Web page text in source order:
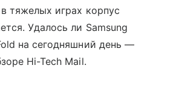
тяжелых играх корпус
Удалось ли Samsung
на сегодняшний день —
Hi-Tech Mail.